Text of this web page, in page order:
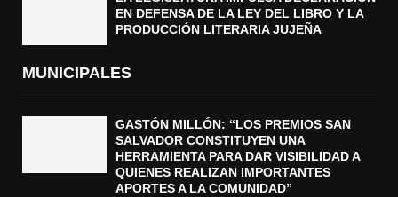
EN DEFENSA DE LA LEY DEL LIBRO Y LA
PRODUCCIÓN LITERARIA JUJEÑA
MUNICIPALES
GASTÓN MILLÓN: “LOS PREMIOS SAN
SALVADOR CONSTITUYEN UNA
HERRAMIENTA PARA DAR VISIBILIDAD A
QUIENES REALIZAN IMPORTANTES
APORTES A LA COMUNIDAD”